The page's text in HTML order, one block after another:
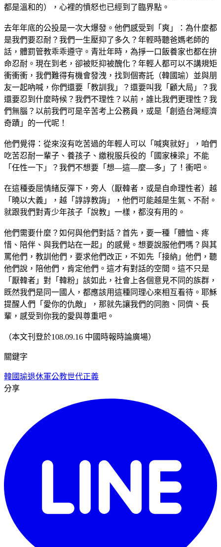
都是溫和的），心裡的憤怒也已經到了臨界點。
去年年底的公投是一次大爆發。他們感受到「爽」：為什麼都
是我們要忍耐？我們一生壓抑了多久？年輕時聽爸媽老師的
話，體罰管教乖乖遵守。青壯年時，為掙一口飯養家也都在拚
命忍耐。現在到老，卻被貶抑被醜化？年輕人都可以不講規矩
衝衝衝，我們難得有機會發洩，找到個寄託（韓國瑜）並與朋
友一起吶喊，你們還要「教訓我」？還要叫我「顧大局」？我
還要忍到什麼時候？我們不理性？以前，誰比我們更理性？我
們無腦？以前我們可是辛苦考上公務員，或是「創造台灣經濟
奇蹟」的一代呢！
他們覺得：從來沒有吃苦過的年輕人可以「喊爽就好」，咱們
吃苦忍耐一輩子、養孩子、繳稅服兵役的「國家棟梁」不能
「任性一下」？我們不想要「想—這—麼—多」了！衝吧。
在這種委屈情緒反彈下，旁人（厭韓者，或是自命理性者）越
「曉以大義」，越「諄諄教誨」，他們可能越是生氣、不耐。
就跟我們對青少年孩子「說教」一樣，都沒有用的。
他們需要什麼？如何與他們對話？首先，要一種「體恤、疼
惜、陪伴、與我們站在一起」的感覺。想要說服他們嗎？與其
罵他們，教訓他們，要求他們改正，不如先「接納」他們，聽
他們說，陪他們，肯定他們。這才有對話的空間。這不只是
「厭韓者」對「韓粉」該如此，社會上各個意見不同的族群，
既然我們是同一國人，都應該用這種同理心來相互看待。耶穌
提醒人們「愛你的仇敵」，那就先讓我們的同胞、同儕、長
輩，感受到你我的愛與尊重吧。
（本文刊登於108.09.16 中國時報時論廣場）
關鍵字
韓國瑜退休軍公教世代正義
分享